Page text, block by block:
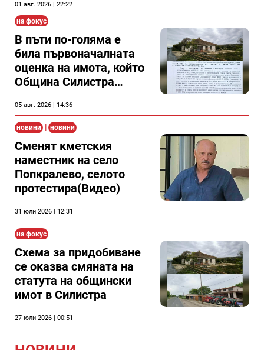
01 авг. 2026 | 22:22
на фокус
В пъти по-голяма е
била първоначалната
оценка на имота, който
Община Силистра
показват документи
05 авг. 2026 | 14:36
новини | новини
Сменят кметския
наместник на село
Попкралево, селото
протестира(Видео)
31 юли 2026 | 12:31
на фокус
Схема за придобиване
се оказва смяната на
статута на общински
имот в Силистра
27 юли 2026 | 00:51